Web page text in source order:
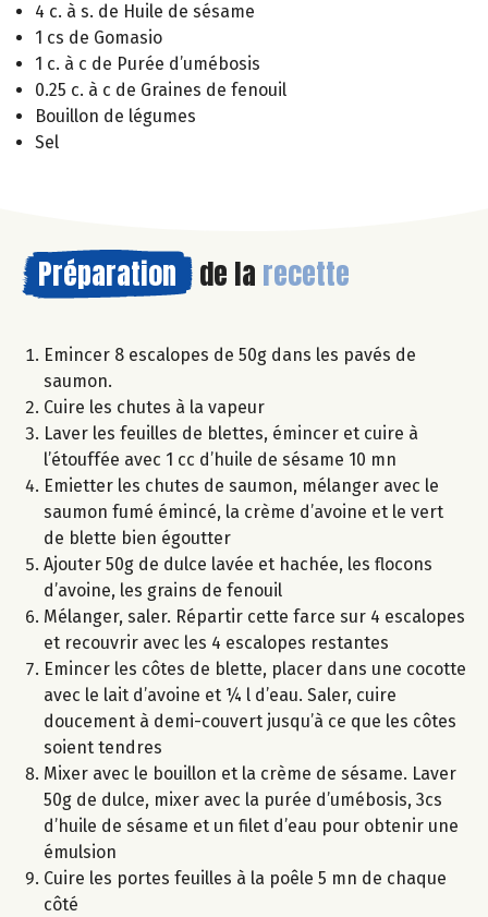
4 c. à s. de Huile de sésame
1 cs de Gomasio
1 c. à c de Purée d’umébosis
0.25 c. à c de Graines de fenouil
Bouillon de légumes
Sel
Préparation de la recette
Emincer 8 escalopes de 50g dans les pavés de
saumon.
Cuire les chutes à la vapeur
Laver les feuilles de blettes, émincer et cuire à
l’étouffée avec 1 cc d’huile de sésame 10 mn
Emietter les chutes de saumon, mélanger avec le
saumon fumé émincé, la crème d’avoine et le vert
de blette bien égoutter
Ajouter 50g de dulce lavée et hachée, les flocons
d’avoine, les grains de fenouil
Mélanger, saler. Répartir cette farce sur 4 escalopes
et recouvrir avec les 4 escalopes restantes
Emincer les côtes de blette, placer dans une cocotte
avec le lait d’avoine et ¼ l d’eau. Saler, cuire
doucement à demi-couvert jusqu’à ce que les côtes
soient tendres
Mixer avec le bouillon et la crème de sésame. Laver
50g de dulce, mixer avec la purée d’umébosis, 3cs
d’huile de sésame et un filet d’eau pour obtenir une
émulsion
Cuire les portes feuilles à la poêle 5 mn de chaque
côté